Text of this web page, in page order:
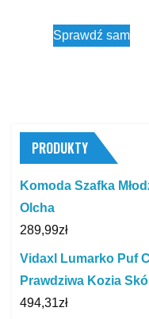
Sprawdź sam
PRODUKTY
Komoda Szafka
Olcha
289,99zł
Vidaxl Lumarko Puf
Prawdziwa Kozia
494,31zł